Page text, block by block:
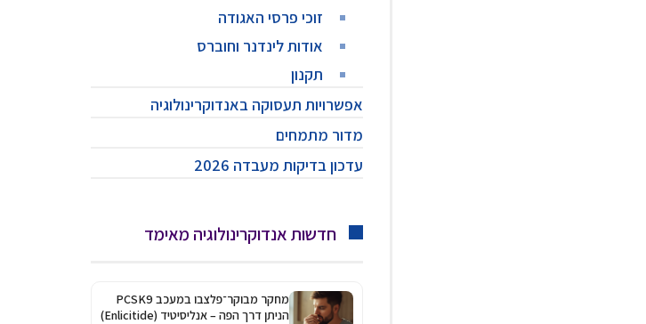
זוכי פרסי האגודה
אודות לינדנר וחוברס
תקנון
אפשרויות תעסוקה באנדוקרינולוגיה
מדור מתמחים
עדכון בדיקות מעבדה 2026
חדשות אנדוקרינולוגיה מאימד
מחקר מבוקר־פלצבו במעכב PCSK9
הניתן דרך הפה – אנליסיטיד (Enlicitide)